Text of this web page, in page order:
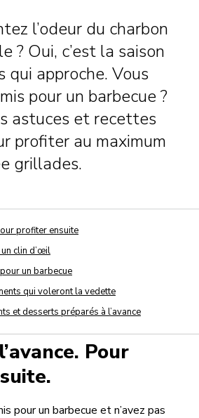
l’odeur du charbon
? Oui, c’est la saison
qui approche. Vous
pour un barbecue ?
astuces et recettes
profiter au maximum
grillades.
profiter ensuite
clin d’œil
un barbecue
qui voleront la vedette
et desserts préparés à l’avance
Pour
pour un barbecue et n’avez pas